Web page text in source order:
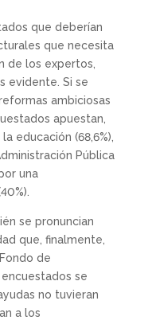
que deberían
que necesita
de los expertos,
evidente. Si se
ambiciosas
apuestan,
educación (68,6%),
Pública
una
se pronuncian
que, finalmente,
de
encuestados se
no tuvieran
a los